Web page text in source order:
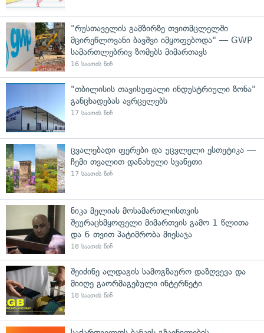
"რუსთაველის გამზირზე თვითმცლელში
მცირეწლოვანი ბავშვი იმყოფებოდა" — GWP
სამართლებრივ ზომებს მიმართავს
16 საათის წინ
"თბილისის თავისუფალი ინდუსტრიული ზონა"
განცხადებას ავრცელებს
17 საათის წინ
ცვალებადი ფერები და უცვლელი ესთეტიკა —
ჩემი თვალით დანახული სვანეთი
17 საათის წინ
ნიკა მელიას მოსამართლისთვის
შეურაცხმყოფელი მიმართვის გამო 1 წლითა
და 6 თვით პატიმრობა მიესაჯა
18 საათის წინ
შეიძინე ალდაგის სამოგზაურო დაზღვევა და
მიიღე გაორმაგებული ინტერნეტი
18 საათის წინ